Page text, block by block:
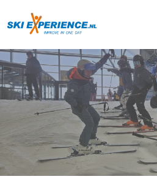
BETER SKIËN